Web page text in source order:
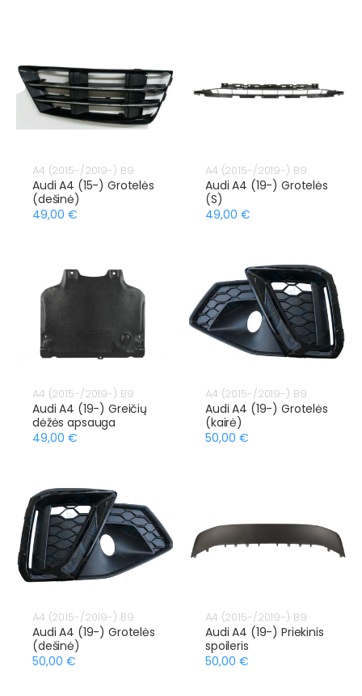
A4 (2015-/2019-) B9
Audi A4 (15-) Grotelės
(dešinė)
49,00 €
A4 (2015-/2019-) B9
Audi A4 (19-) Grotelės
(S)
49,00 €
A4 (2015-/2019-) B9
Audi A4 (19-) Greičių
dėžės apsauga
49,00 €
A4 (2015-/2019-) B9
Audi A4 (19-) Grotelės
(kairė)
50,00 €
A4 (2015-/2019-) B9
Audi A4 (19-) Grotelės
(dešinė)
50,00 €
A4 (2015-/2019-) B9
Audi A4 (19-) Priekinis
spoileris
50,00 €